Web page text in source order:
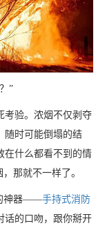
”
考验。浓烟不仅剥夺
时可能倒塌的结
在什么都看不到的情
那就不一样了。
神器——手持式消防
话的口吻，跟你掰开